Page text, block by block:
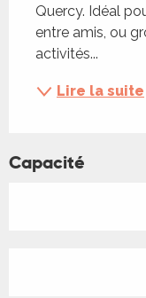
Quercy. Idéal
entre amis, ou
activités...
Lire la suite
Capacité